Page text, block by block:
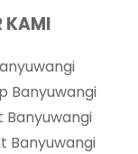
KAMI
Banyuwangi
Banyuwangi
Banyuwangi